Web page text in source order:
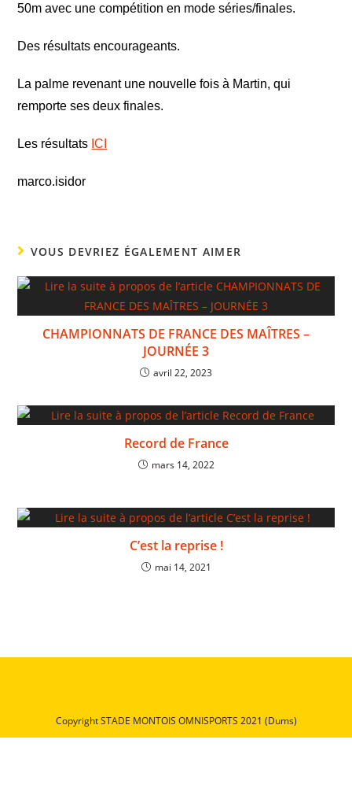
50m avec une compétition en mode séries/finales.
Des résultats encourageants.
La palme revenant une nouvelle fois à Martin, qui
remporte ses deux finales.
Les résultats ICI
marco.isidor
VOUS DEVRIEZ ÉGALEMENT AIMER
CHAMPIONNATS DE FRANCE DES MAÎTRES –
JOURNÉE 3
avril 22, 2023
Record de France
mars 14, 2022
C’est la reprise !
mai 14, 2021
Copyright STADE MONTOIS OMNISPORTS 2021 (Dums)